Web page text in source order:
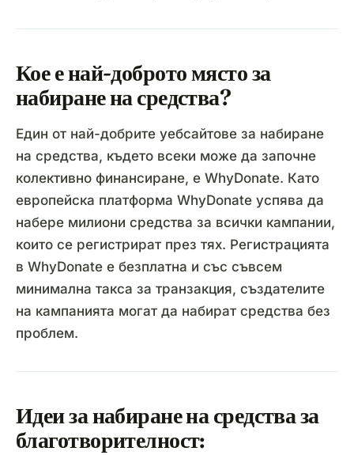
Кое е най-доброто място за
набиране на средства?
Един от най-добрите уебсайтове за набиране
на средства, където всеки може да започне
колективно финансиране, е WhyDonate. Като
европейска платформа WhyDonate успява да
набере милиони средства за всички кампании,
които се регистрират през тях. Регистрацията
в WhyDonate е безплатна и със съвсем
минимална такса за транзакция, създателите
на кампанията могат да набират средства без
проблем.
Идеи за набиране на средства за
благотворителност: